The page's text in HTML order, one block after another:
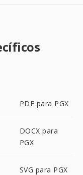
PDF para PGX
DOCX para
PGX
SVG para PGX